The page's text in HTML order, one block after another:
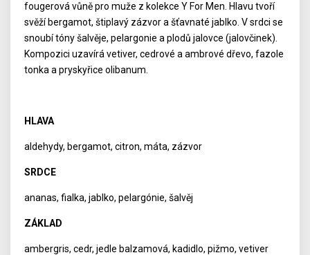
fougerová vůně pro muže z kolekce Y For Men. Hlavu tvoří
svěží bergamot, štiplavý zázvor a šťavnaté jablko. V srdci se
snoubí tóny šalvěje, pelargonie a plodů jalovce (jalovčinek).
Kompozici uzavírá vetiver, cedrové a ambrové dřevo, fazole
tonka a pryskyřice olibanum.
HLAVA
aldehydy, bergamot, citron, máta, zázvor
SRDCE
ananas, fialka, jablko, pelargónie, šalvěj
ZÁKLAD
ambergris, cedr, jedle balzamová, kadidlo, pižmo, vetiver